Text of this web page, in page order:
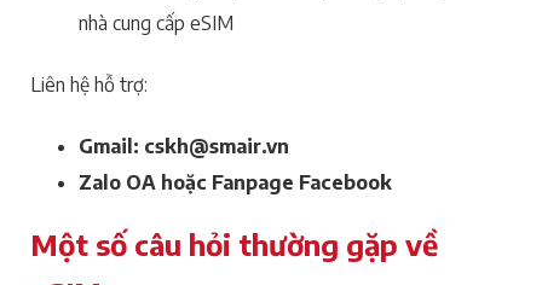
nhà cung cấp eSIM
Liên hệ hỗ trợ:
Gmail: cskh@smair.vn
Zalo OA hoặc Fanpage Facebook
Một số câu hỏi thường gặp về